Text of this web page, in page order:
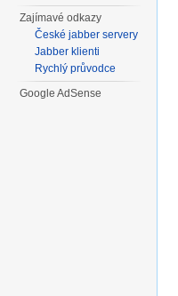
Zajímavé odkazy
České jabber servery
Jabber klienti
Rychlý průvodce
Google AdSense